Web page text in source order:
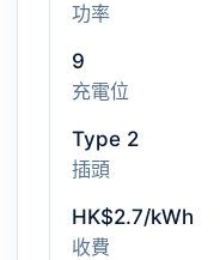
功率
9
充電位
Type 2
插頭
HK$2.7/kWh
收費